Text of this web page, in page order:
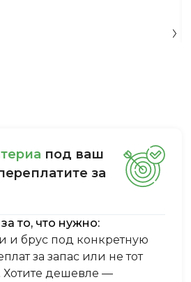
пoд вaш
зa
то, что нужно:
и брус под конкретную
за запас или не тот
дешевле —